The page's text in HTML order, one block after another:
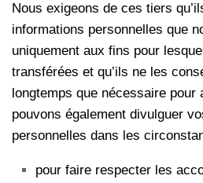
Nous exigeons de ces tiers
informations personnelles que
uniquement aux fins pour
transférées et qu’ils ne les
longtemps que nécessaire
pouvons également divulguer
personnelles dans les
pour faire respecter les